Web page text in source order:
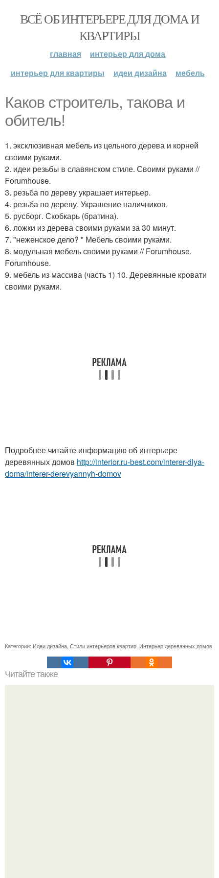
ВСЁ ОБ ИНТЕРЬЕРЕ ДЛЯ ДОМА И
КВАРТИРЫ
главная
интерьер для дома
интерьер для квартиры
идеи дизайна мебель
Каков строитель, такова и
обитель!
1. эксклюзивная мебель из цельного дерева и корней
своими руками.
2. идеи резьбы в славянском стиле. Своими руками //
Forumhouse.
3. резьба по дереву украшает интерьер.
4. резьба по дереву. Украшение наличников.
5. русборг. Скобкарь (братина).
6. ложки из дерева своими руками за 30 минут.
7. "неженское дело? " Мебель своими руками.
8. модульная мебель своими руками // Forumhouse.
Forumhouse.
9. мебель из массива (часть 1) 10. Деревянные кровати
своими руками.
Подробнее читайте информацию об интерьере
деревянных домов http://interior.ru-best.com/interer-dlya-
doma/interer-derevyannyh-domov
Категории: Идеи дизайна Стили интерьеров квартир Интерьер деревянных домов
Читайте также